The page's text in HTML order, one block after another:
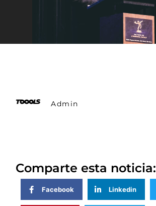
Admin
Comparte esta noticia:
Facebook Linkedin